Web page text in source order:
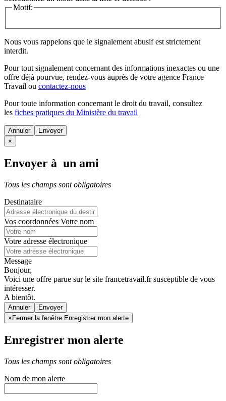
Motif:
Nous vous rappelons que le signalement abusif est strictement
interdit.
Pour tout signalement concernant des informations inexactes ou une
offre déjà pourvue, rendez-vous auprès de votre agence France
Travail ou contactez-nous
Pour toute information concernant le droit du travail, consultez
les fiches pratiques du Ministère du travail
Annuler
×
Envoyer à un ami
Tous les champs sont obligatoires
Destinataire
Vos coordonnées Votre nom
Votre adresse électronique
Message
Bonjour,
Voici une offre parue sur le site francetravail.fr susceptible de vous
intéresser.
A bientôt.
Annuler
× Fermer la fenêtre Enregistrer mon alerte
Enregistrer mon alerte
Tous les champs sont obligatoires
Nom de mon alerte